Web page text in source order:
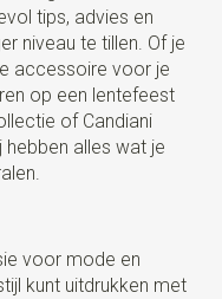
tips, advies en
niveau te tillen. Of je
accessoire voor je
op een lentefeest
of Candiani
alles wat je
voor mode en
kunt uitdrukken met